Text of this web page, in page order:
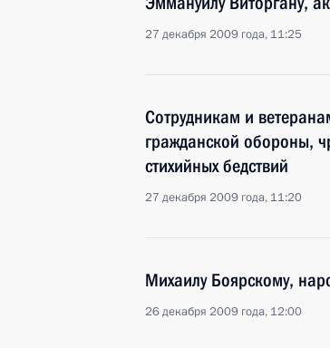
27 декабря 2009 года, 11:25
Сотрудникам и
гражданской обороны,
стихийных бедствий
27 декабря 2009 года, 11:20
Михаилу Боярскому,
26 декабря 2009 года, 12:00